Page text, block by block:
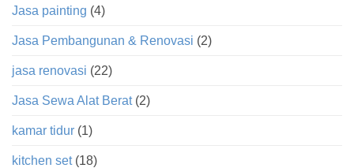
Jasa painting (4)
Jasa Pembangunan & Renovasi (2)
jasa renovasi (22)
Jasa Sewa Alat Berat(2)
kamar tidur (1)
kitchen set(18)